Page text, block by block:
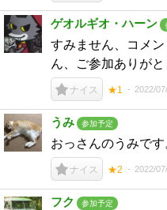
ゲオルギオ・ハーン
すみません、コメ
ん、ご参加ありが
ナイス ★1 2022/
うみ 参加予定
おっさんのうみです
ナイス ★2 2022/
フク 参加予定